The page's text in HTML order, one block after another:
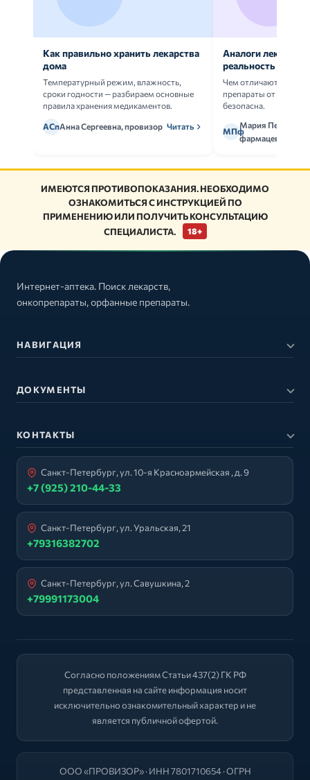
Как правильно хранить лекарства
дома
Температурный режим, влажность,
сроки годности — разбираем основные
правила хранения медикаментов.
АСпАнна Сергеевна, провизор Читать
Аналоги
реальность
Чем отличаются
препараты от
безопасна.
МПф
Мария Петрова,
фармацевт
ИМЕЮТСЯ ПРОТИВОПОКАЗАНИЯ. НЕОБХОДИМО
ОЗНАКОМИТЬСЯ С ИНСТРУКЦИЕЙ ПО
ПРИМЕНЕНИЮ ИЛИ ПОЛУЧИТЬ КОНСУЛЬТАЦИЮ
СПЕЦИАЛИСТА.
18+
Интернет-аптека. Поиск лекарств,
онкопрепараты, орфанные препараты.
НАВИГАЦИЯ
ДОКУМЕНТЫ
КОНТАКТЫ
Санкт-Петербург, ул. 10-я Красноармейская , д. 9
+7 (925) 210-44-33
Санкт-Петербург, ул. Уральская, 21
+79316382702
Санкт-Петербург, ул. Савушкина, 2
+79991173004
Согласно положениям Статьи 437(2) ГК РФ
представленная на сайте информация носит
исключительно ознакомительный характер и не
является публичной офертой.
ООО «ПРОВИЗОР» · ИНН 7801710654 · ОГРН